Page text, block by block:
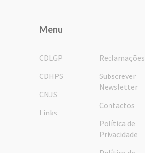
Menu
CDLGP
CDHPS
CNJS
Links
Reclamações
Subscrever
Newsletter
Contactos
Política de
Privacidade